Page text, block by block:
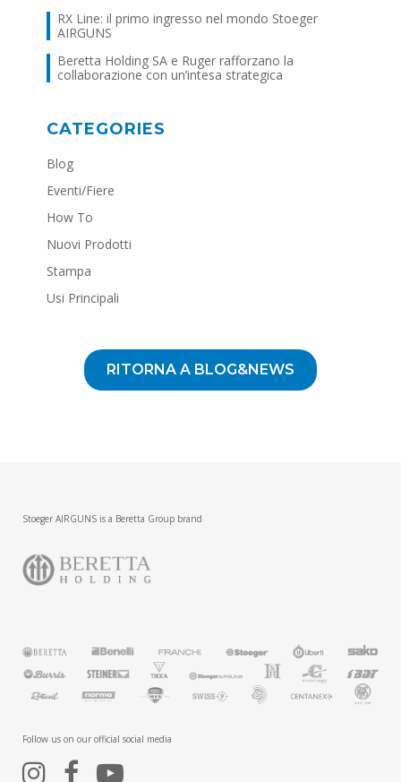
RX Line: il primo ingresso nel mondo Stoeger
AIRGUNS
Beretta Holding SA e Ruger rafforzano la
collaborazione con un’intesa strategica
CATEGORIES
Blog
Eventi/Fiere
How To
Nuovi Prodotti
Stampa
Usi Principali
RITORNA A BLOG&NEWS
Stoeger AIRGUNS is a Beretta Group brand
Follow us on our official social media